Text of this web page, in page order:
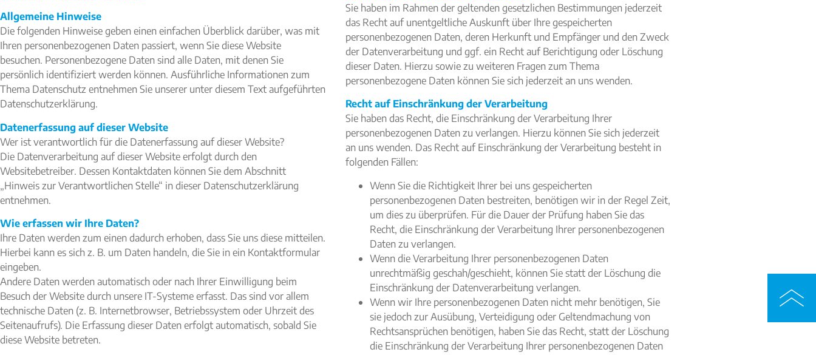
Allgemeine Hinweise
Die folgenden Hinweise geben einen einfachen Überblick darüber, was mit
Ihren personenbezogenen Daten passiert, wenn Sie diese Website
besuchen. Personenbezogene Daten sind alle Daten, mit denen Sie
persönlich identifiziert werden können. Ausführliche Informationen zum
Thema Datenschutz entnehmen Sie unserer unter diesem Text aufgeführten
Datenschutzerklärung.
Datenerfassung auf dieser Website
Wer ist verantwortlich für die Datenerfassung auf dieser Website?
Die Datenverarbeitung auf dieser Website erfolgt durch den
Websitebetreiber. Dessen Kontaktdaten können Sie dem Abschnitt
„Hinweis zur Verantwortlichen Stelle“ in dieser Datenschutzerklärung
entnehmen.
Wie erfassen wir Ihre Daten?
Ihre Daten werden zum einen dadurch erhoben, dass Sie uns diese mitteilen.
Hierbei kann es sich z. B. um Daten handeln, die Sie in ein Kontaktformular
eingeben.
Andere Daten werden automatisch oder nach Ihrer Einwilligung beim
Besuch der Website durch unsere IT-Systeme erfasst. Das sind vor allem
technische Daten (z. B. Internetbrowser, Betriebssystem oder Uhrzeit des
Seitenaufrufs). Die Erfassung dieser Daten erfolgt automatisch, sobald Sie
diese Website betreten.
Sie haben im Rahmen der geltenden gesetzlichen Bestimmungen jederzeit
das Recht auf unentgeltliche Auskunft über Ihre gespeicherten
personenbezogenen Daten, deren Herkunft und Empfänger und den Zweck
der Datenverarbeitung und ggf. ein Recht auf Berichtigung oder Löschung
dieser Daten. Hierzu sowie zu weiteren Fragen zum Thema
personenbezogene Daten können Sie sich jederzeit an uns wenden.
Recht auf Einschränkung der Verarbeitung
Sie haben das Recht, die Einschränkung der Verarbeitung Ihrer
personenbezogenen Daten zu verlangen. Hierzu können Sie sich jederzeit
an uns wenden. Das Recht auf Einschränkung der Verarbeitung besteht in
folgenden Fällen:
Wenn Sie die Richtigkeit Ihrer bei uns gespeicherten
personenbezogenen Daten bestreiten, benötigen wir in der Regel Zeit,
um dies zu überprüfen. Für die Dauer der Prüfung haben Sie das
Recht, die Einschränkung der Verarbeitung Ihrer personenbezogenen
Daten zu verlangen.
Wenn die Verarbeitung Ihrer personenbezogenen Daten
unrechtmäßig geschah/geschieht, können Sie statt der Löschung die
Einschränkung der Datenverarbeitung verlangen.
Wenn wir Ihre personenbezogenen Daten nicht mehr benötigen, Sie
sie jedoch zur Ausübung, Verteidigung oder Geltendmachung von
Rechtsansprüchen benötigen, haben Sie das Recht, statt der Löschung
die Einschränkung der Verarbeitung Ihrer personenbezogenen Daten